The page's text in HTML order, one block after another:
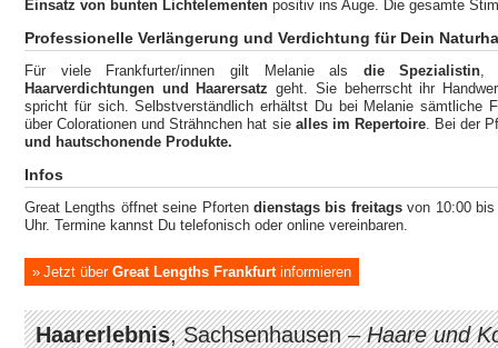
Einsatz von bunten Lichtelementen positiv ins Auge. Die gesamte
Professionelle Verlängerung und Verdichtung für Dein
Für viele Frankfurter/innen gilt Melanie als die Spezialistin
Haarverdichtungen und Haarersatzgeht. Sie beherrscht ihr
spricht für sich. Selbstverständlich erhältst Du bei Melanie sämtliche
über Colorationen und Strähnchen hat sie alles im Repertoire. Bei der
und hautschonende Produkte.
Infos
Great Lengths öffnet seine Pforten dienstags bis freitagsvon 10:00
Uhr. Termine kannst Du telefonisch oder online vereinbaren.
Jetzt über Great Lengths Frankfurtinformieren
Haarerlebnis, Sachsenhausen –Haare und